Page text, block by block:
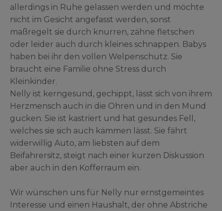
allerdings in Ruhe gelassen werden und möchte
nicht im Gesicht angefasst werden, sonst
maßregelt sie durch knurren, zähne fletschen
oder leider auch durch kleines schnappen. Babys
haben bei ihr den vollen Welpenschutz. Sie
braucht eine Familie ohne Stress durch
Kleinkinder.
Nelly ist kerngesund, gechippt, lässt sich von ihrem
Herzmensch auch in die Ohren und in den Mund
gucken. Sie ist kastriert und hat gesundes Fell,
welches sie sich auch kämmen lässt. Sie fährt
widerwillig Auto, am liebsten auf dem
Beifahrersitz, steigt nach einer kurzen Diskussion
aber auch in den Kofferraum ein.
Wir wünschen uns für Nelly nur ernstgemeintes
Interesse und einen Haushalt, der ohne Abstriche